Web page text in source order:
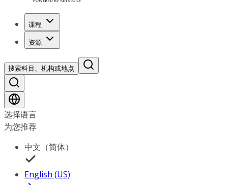
课程
资源
搜索科目、机构或地点
选择语言
为您推荐
中文（简体）
English (US)